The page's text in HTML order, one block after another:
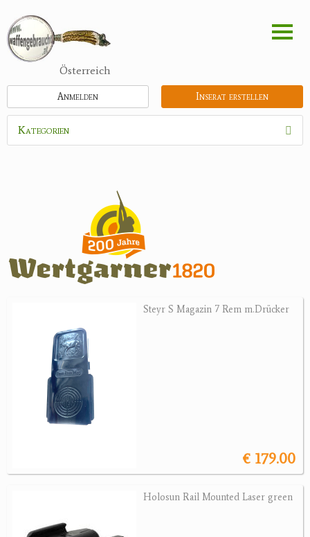
zum
Inhalt
Österreich
Inserat erstellen
Anmelden
Kategorien
Schrotmunition
Büchsenpatronen
Faustfeuerwaffen
Randfeuerwaffen
Bogensport
Zubehör
Antikes
Steyr S Magazin 7 Rem m.Drücker
€ 179.00
Holosun Rail Mounted Laser green